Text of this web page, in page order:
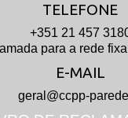
TELEFONE
+351 21 457
para a rede
E-MAIL
geral@ccpp-